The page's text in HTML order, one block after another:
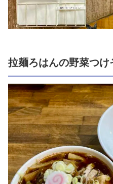
拉麺ろはんの野菜つけ